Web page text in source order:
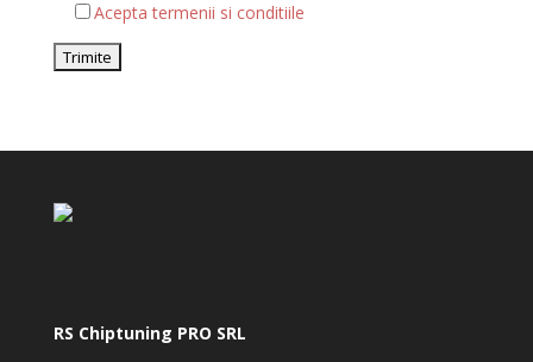
Acepta termenii si conditiile
RS Chiptuning PRO SRL